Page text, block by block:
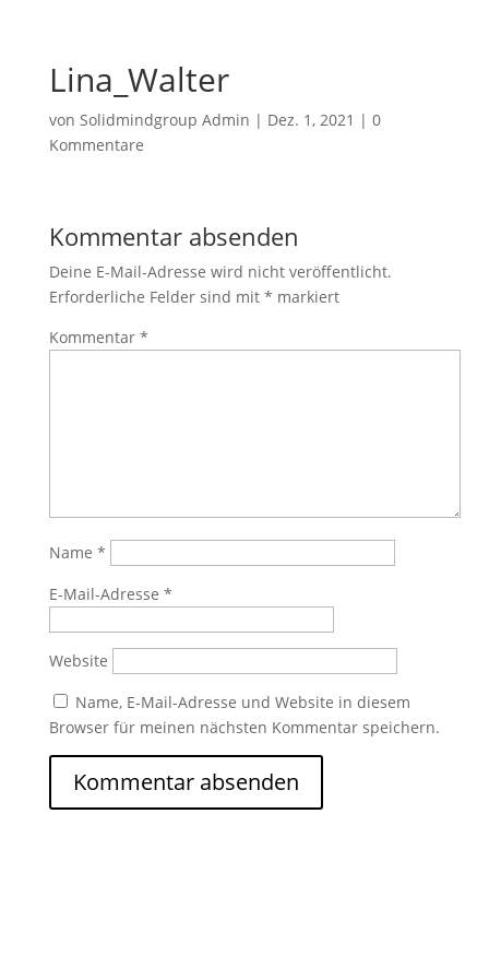
Lina_Walter
von Solidmindgroup Admin | Dez. 1, 2021 | 0
Kommentare
Kommentar absenden
Deine E-Mail-Adresse wird nicht veröffentlicht.
Erforderliche Felder sind mit * markiert
Kommentar *
Name *
E-Mail-Adresse *
Website
Name, E-Mail-Adresse und Website in diesem
Browser für meinen nächsten Kommentar speichern.